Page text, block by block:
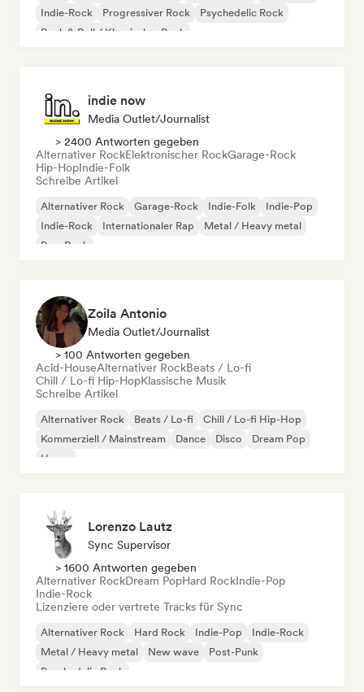
Indie-Rock
Progressiver Rock
Psychedelic Rock
Rock & Roll / Klassischer Rock
indie now
Media Outlet/Journalist
> 2400 Antworten gegeben
Alternativer RockElektronischer RockGarage-Rock
Hip-HopIndie-Folk
Schreibe Artikel
Alternativer Rock Garage-Rock Indie-Folk
Indie-Pop
Indie-Rock
Internationaler Rap
Metal / Heavy metal
Pop-Rock
Zoila Antonio
Media Outlet/Journalist
> 100 Antworten gegeben
Acid-HouseAlternativer RockBeats / Lo-fi
Chill / Lo-fi Hip-HopKlassische Musik
Schreibe Artikel
Alternativer Rock Beats / Lo-fi
Chill / Lo-fi Hip-Hop
Kommerziell / Mainstream
Dance Disco
Dream Pop
House
Lorenzo Lautz
Sync Supervisor
> 1600 Antworten gegeben
Alternativer RockDream PopHard RockIndie-Pop
Indie-Rock
Lizenziere oder vertrete Tracks für Sync
Alternativer Rock Hard Rock Indie-Pop
Indie-Rock
Metal / Heavy metal
New wave
Post-Punk
Psychedelic Rock